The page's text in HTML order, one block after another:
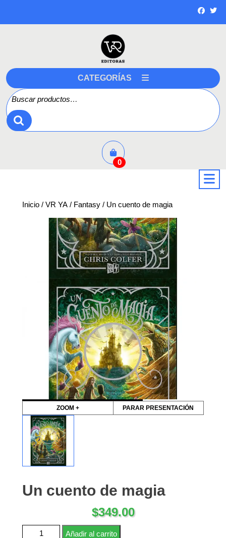
contenido
CATEGORÍAS
Buscar por:
0
Inicio / VR YA / Fantasy / Un cuento de magia
ZOOM + PARAR PRESENTACIÓN
Un cuento de magia
$349.00
Un cuento de magia cantidad
Añadir al carrito